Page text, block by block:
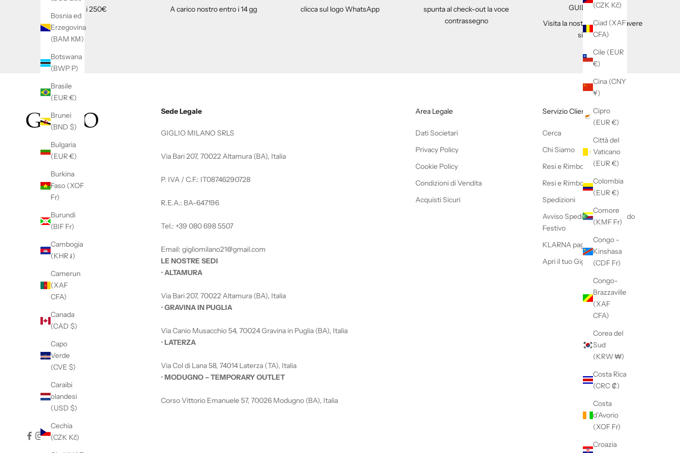
(CZK Kč)
Ciad (XAF
CFA)
Cile (EUR
€)
Cina (CNY
¥)
Cipro
(EUR €)
Città del
Vaticano
(EUR €)
Colombia
(EUR €)
Comore
(KMF Fr)
Congo -
Kinshasa
(CDF Fr)
Congo-
Brazzaville
(XAF
CFA)
Corea del
Sud
(KRW ₩)
Costa Rica
(CRC ₡)
Costa
d’Avorio
(XOF Fr)
Croazia
Bosnia ed
Erzegovina
(BAM КМ)
Botswana
(BWP P)
Brasile
(EUR €)
Brunei
(BND $)
Bulgaria
(EUR €)
Burkina
Faso (XOF
Fr)
Burundi
(BIF Fr)
Cambogia
(KHR ៛)
Camerun
(XAF
CFA)
Canada
(CAD $)
Capo
Verde
(CVE $)
Caraibi
olandesi
(USD $)
Cechia
(CZK Kč)
Oltre i 250€
A carico nostro entro i 14 gg
clicca sul logo WhatsApp
spunta al check-out la voce
contrassegno
GUIDA tAGLIA
Visita la nostra pagina per avere
sicurezza
Sede Legale
GIGLIO MILANO SRLS
Via Bari 207, 70022 Altamura (BA), Italia
P. IVA / C.F.: IT08746290728
R.E.A.: BA-647196
Tel.: +39 080 698 5507
Email: gigliomilano21@gmail.com
LE NOSTRE SEDI
•ALTAMURA
Via Bari 207, 70022 Altamura (BA), Italia
•GRAVINA IN PUGLIA
Via Canio Musacchio 54, 70024 Gravina in Puglia (BA), Italia
•LATERZA
Via Col di Lana 58, 74014 Laterza (TA), Italia
•MODUGNO – TEMPORARY OUTLET
Corso Vittorio Emanuele 57, 70026 Modugno (BA), Italia
Area Legale
Dati Societari
Privacy Policy
Cookie Policy
Condizioni di Vendita
Acquisti Sicuri
Servizio Clienti
Cerca
Chi Siamo
Resi e Rimborsi Online
Resi e Rimborsi Outlet
Spedizioni
Avviso Spedizioni nel Periodo
Festivo
KLARNA paga in tre rate
Apri il tuo Giglio Milano!